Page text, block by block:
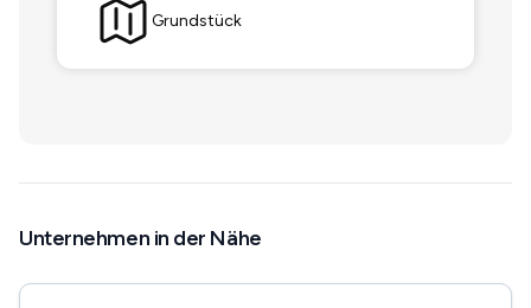
Grundstück
Unternehmen in der Nähe